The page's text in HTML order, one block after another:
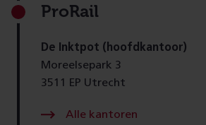
ProRail
De Inktpot (hoofdkantoor)
Moreelsepark 3
3511 EP Utrecht
Alle kantoren